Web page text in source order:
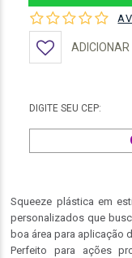
DIGITE SEU CEP:
Squeeze plástica em
personalizados que
boa área para aplicação
Perfeito para ações